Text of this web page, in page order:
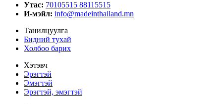
Утас: 70105515 88115515
И-мэйл: info@madeinthailand.mn
Танилцуулга
Бидний тухай
Холбоо барих
Хэтэвч
Эрэгтэй
Эмэгтэй
Эрэгтэй, эмэгтэй